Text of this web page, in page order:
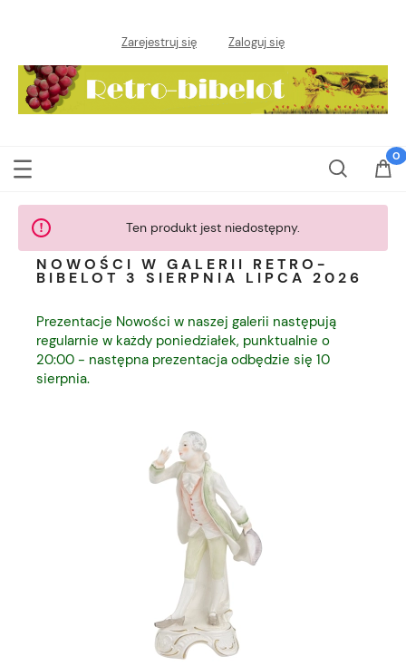
Zarejestruj się Zaloguj się
Ten produkt jest niedostępny.
NOWOŚCI W GALERII RETRO-
BIBELOT 3 SIERPNIA LIPCA 2026
Prezentacje Nowości w naszej galerii następują
regularnie w każdy poniedziałek, punktualnie o
20:00 - następna prezentacja odbędzie się 10
sierpnia.